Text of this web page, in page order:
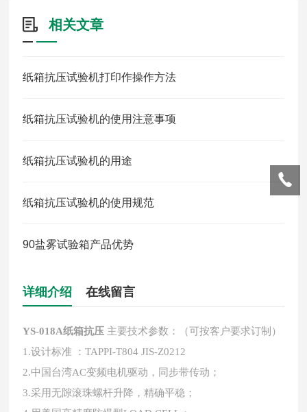
相关文章
纸箱抗压试验机打印作操作方法
纸箱抗压试验机的使用注意事项
纸箱抗压试验机的用途
纸箱抗压试验机的使用规范
90盐雾试验箱产品优势
详细介绍 在线留言
YS-018A纸箱抗压 主要技术参数：（可按客户要求订制）
1.设计标准 ：TAPPI-T804 JIS-Z0212
2.中国台湾AC变频电机驱动，同步带传动；
3.采用无隙滚珠螺杆升降，精确平稳；